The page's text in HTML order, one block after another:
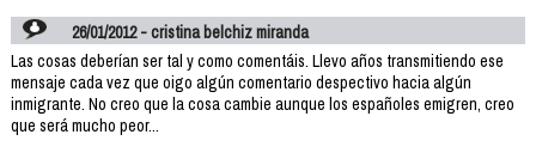
26/01/2012 - cristina belchiz miranda
Las cosas deberían ser tal y como comentáis. Llevo años transmitiendo ese
mensaje cada vez que oigo algún comentario despectivo hacia algún
inmigrante. No creo que la cosa cambie aunque los españoles emigren, creo
que será mucho peor...